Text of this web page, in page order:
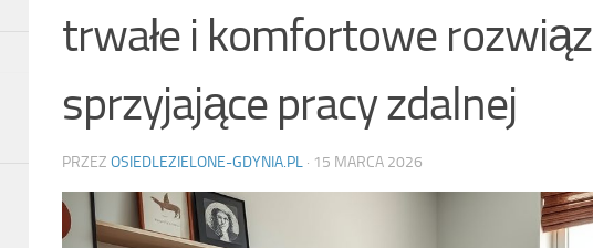
trwałe i komfortowe
sprzyjające pracy zdalnej
PRZEZ OSIEDLEZIELONE-GDYNIA.PL · 15 MARCA 2026